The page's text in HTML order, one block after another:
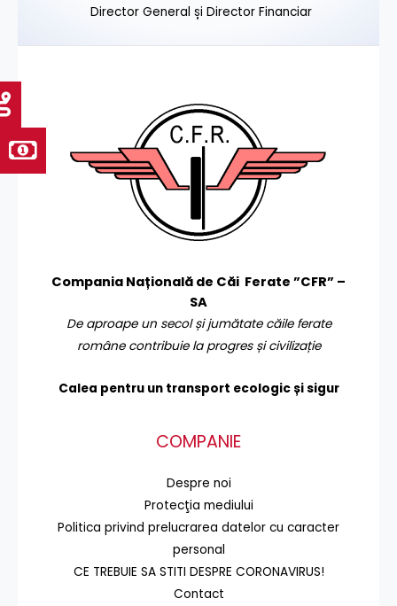
Director General și Director Financiar
Compania Națională de Căi Ferate ”CFR” –
SA
De aproape un secol și jumătate căile ferate
române contribuie la progres și civilizație
Calea pentru un transport ecologic și sigur
COMPANIE
Despre noi
Protecţia mediului
Politica privind prelucrarea datelor cu caracter
personal
CE TREBUIE SA STITI DESPRE CORONAVIRUS!
Contact